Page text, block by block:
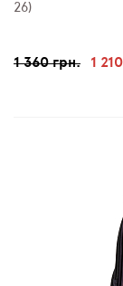
26)
1 360 грн. 1